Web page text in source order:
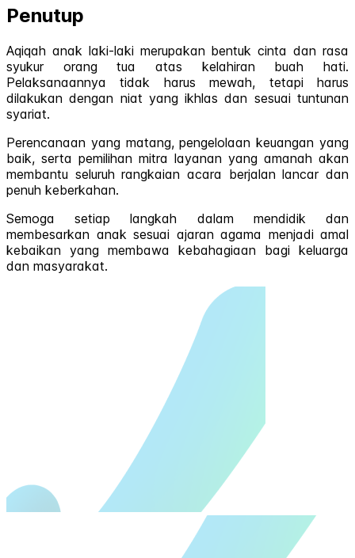
Penutup
Aqiqah anak laki-laki merupakan bentuk cinta dan rasa
syukur orang tua atas kelahiran buah hati.
Pelaksanaannya tidak harus mewah, tetapi harus
dilakukan dengan niat yang ikhlas dan sesuai tuntunan
syariat.
Perencanaan yang matang, pengelolaan keuangan yang
baik, serta pemilihan mitra layanan yang amanah akan
membantu seluruh rangkaian acara berjalan lancar dan
penuh keberkahan.
Semoga setiap langkah dalam mendidik dan
membesarkan anak sesuai ajaran agama menjadi amal
kebaikan yang membawa kebahagiaan bagi keluarga
dan masyarakat.